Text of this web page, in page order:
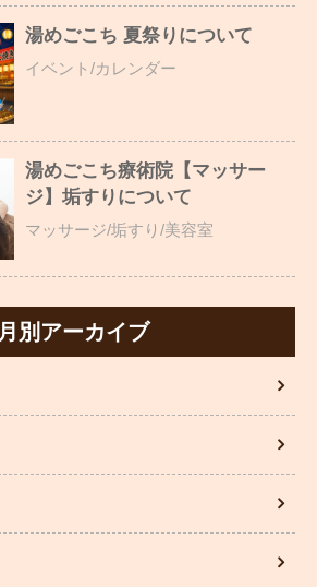
湯めごこち 夏祭りについて
イベント/カレンダー
湯めごこち療術院【マッサー
ジ】垢すりについて
マッサージ/垢すり/美容室
月別アーカイブ